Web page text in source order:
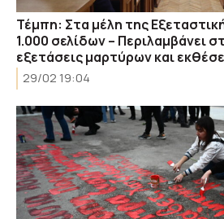
Τέμπη: Στα μέλη της
1.000 σελίδων – Περιλαμβάνει
εξετάσεις μαρτύρων και
29/02 19:04